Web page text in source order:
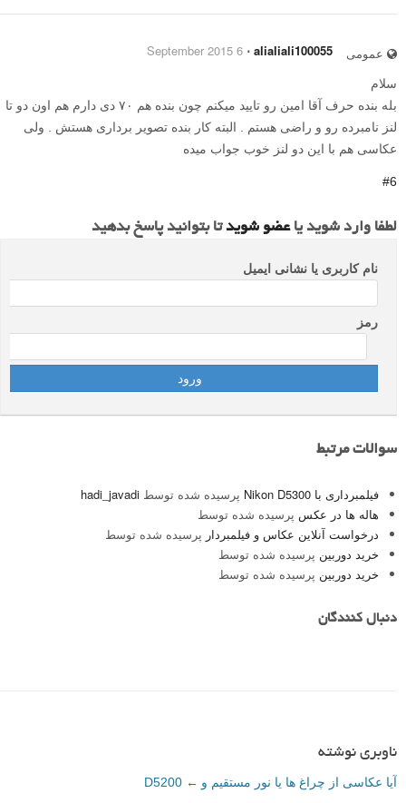
عمومی alialiali100055
⋅
6 September 2015
سلام
بله بنده حرف آقا امین رو تایید میکنم چون بنده هم ۷۰ دی دارم هم اون دو تا
لنز نامبرده رو و راضی هستم . البته کار بنده تصویر برداری هستش . ولی
عکاسی هم با این دو لنز خوب جواب میده
#6
لطفا وارد شوید یاعضو شویدتا بتوانید پاسخ بدهید
نام کاربری یا نشانی ایمیل
رمز
سوالات مرتبط
فیلمبرداری با Nikon D5300 پرسیده شده توسط hadi_javadi
هاله ها در عکس پرسیده شده توسط
درخواست آنلاین عکاس و فیلمبردار پرسیده شده توسط
خرید دوربین پرسیده شده توسط
خرید دوربین پرسیده شده توسط
دنبال کنندگان
ناوبری نوشته
← آیا عکاسی از چراغ ها یا نور مستقیم و